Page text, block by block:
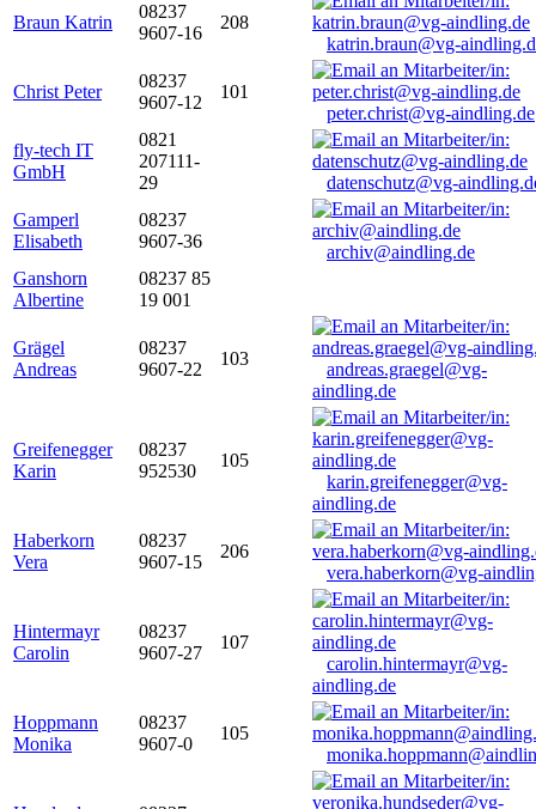
Braun Katrin
08237
9607-16
208
katrin.braun@vg-
Christ Peter
08237
9607-12
101
peter.christ@vg-aindling.de
fly-tech IT
GmbH
0821
207111-
29
datenschutz@vg-
Gamperl
Elisabeth
08237
9607-36
archiv@aindling.de
Ganshorn
Albertine
08237 85
19 001
Grägel
Andreas
08237
9607-22
103
andreas.graegel@vg-
aindling.de
Greifenegger
Karin
08237
952530
105
karin.greifenegger@vg-
aindling.de
Haberkorn
Vera
08237
9607-15
206
vera.haberkorn@vg-
Hintermayr
Carolin
08237
9607-27
107
carolin.hintermayr@vg-
aindling.de
Hoppmann
Monika
08237
9607-0
105